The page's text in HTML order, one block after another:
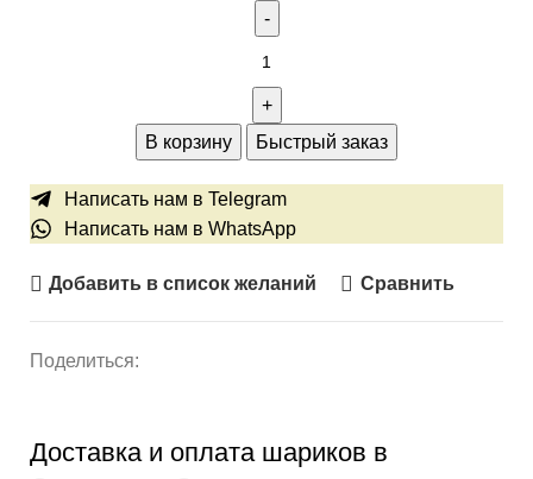
В корзину Быстрый заказ
Написать нам в Telegram
Написать нам в WhatsApp
Добавить в список желаний Сравнить
Поделиться:
Доставка и оплата шариков в